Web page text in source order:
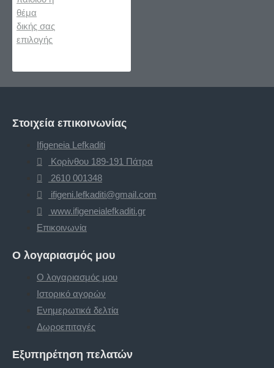
Στοιχεία επικοινωνίας
Ifigeneia Lefkaditi
Κορίνθου 189-191 Πάτρα
2610 001348
ifigeni.lefkaditi@gmail.com
www.ifigeneialefkaditi.gr
Επικοινωνία
Ο λογαριασμός μου
Ο λογαριασμός μου
Ιστορικό αγορών
Ενημερωτικά δελτία
Δωροεπιταγές
Εξυπηρέτηση πελατών